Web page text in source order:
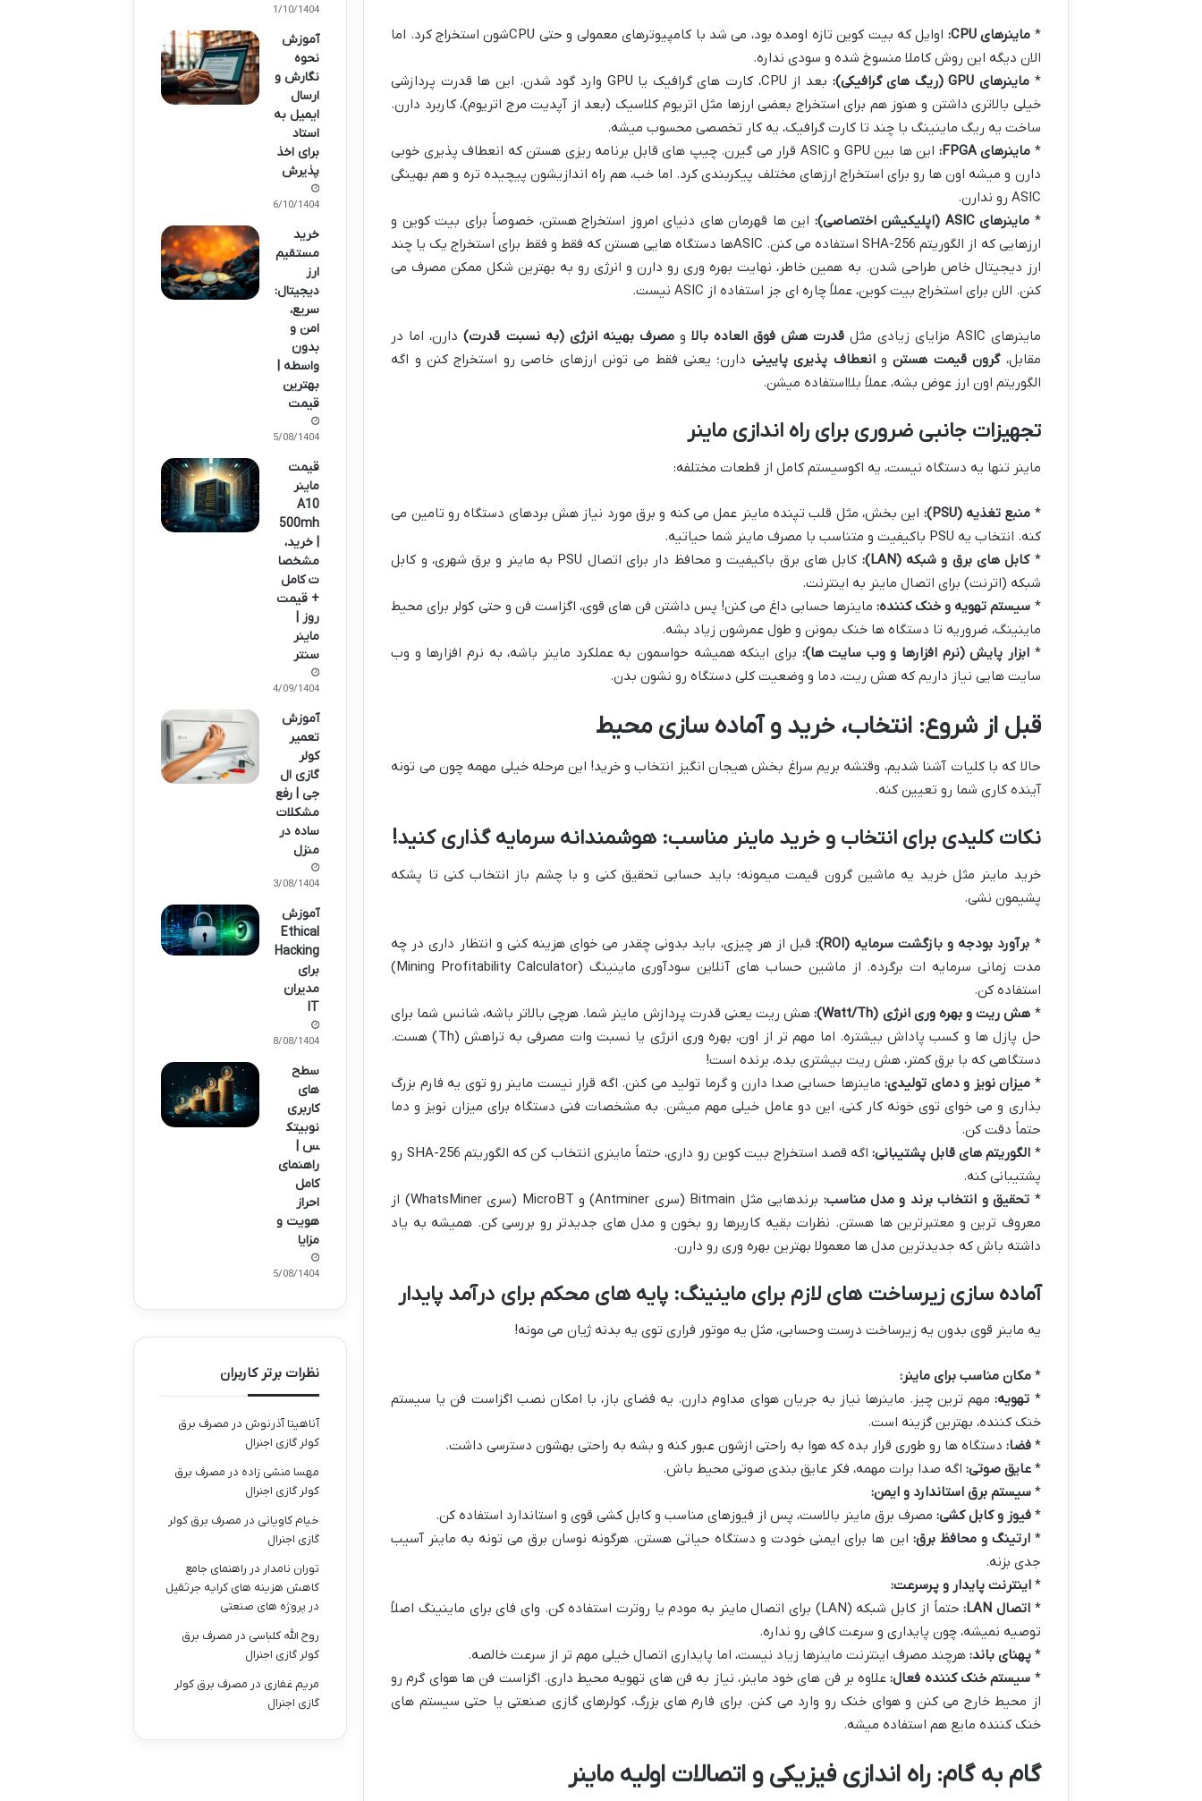
* ماینرهای CPU:
اوایل که بیت کوین تازه اومده بود، می شد با کامپیوترهای معمولی و حتی CPUشون استخراج کرد. اما
الان دیگه این روش کاملا منسوخ شده و سودی نداره.
* ماینرهای GPU (ریگ های گرافیکی):
بعد از CPU، کارت های گرافیک یا GPU وارد گود شدن. این ها قدرت پردازشی
خیلی بالاتری داشتن و هنوز هم برای استخراج بعضی ارزها مثل اتریوم کلاسیک (بعد از آپدیت مرج اتریوم)، کاربرد دارن.
ساخت یه ریگ ماینینگ با چند تا کارت گرافیک، یه کار تخصصی محسوب میشه.
* ماینرهای FPGA:
این ها بین GPU و ASIC قرار می گیرن. چیپ های قابل برنامه ریزی هستن که انعطاف پذیری خوبی
دارن و میشه اون ها رو برای استخراج ارزهای مختلف پیکربندی کرد. اما خب، هم راه اندازیشون پیچیده تره و هم بهینگی
ASIC رو ندارن.
* ماینرهای ASIC (اپلیکیشن اختصاصی):
این ها قهرمان های دنیای امروز استخراج هستن، خصوصاً برای بیت کوین و
ارزهایی که از الگوریتم SHA-256 استفاده می کنن. ASICها دستگاه هایی هستن که فقط و فقط برای استخراج یک یا چند
ارز دیجیتال خاص طراحی شدن. به همین خاطر، نهایت بهره وری رو دارن و انرژی رو به بهترین شکل ممکن مصرف می
کنن. الان برای استخراج بیت کوین، عملاً چاره ای جز استفاده از ASIC نیست.
ماینرهای ASIC مزایای زیادی مثل قدرت هش فوق العاده بالا ومصرف بهینه انرژی (به نسبت قدرت)دارن، اما در
مقابل،گرون قیمت هستنوانعطاف پذیری پایینی دارن؛ یعنی فقط می تونن ارزهای خاصی رو استخراج کنن و اگه
الگوریتم اون ارز عوض بشه، عملاً بلااستفاده میشن.
تجهیزات جانبی ضروری برای راه اندازی ماینر
ماینر تنها یه دستگاه نیست، یه اکوسیستم کامل از قطعات مختلفه:
* منبع تغذیه (PSU):
این بخش، مثل قلب تپنده ماینر عمل می کنه و برق مورد نیاز هش بردهای دستگاه رو تامین می
کنه. انتخاب یه PSU باکیفیت و متناسب با مصرف ماینر شما حیاتیه.
*کابل های برق و شبکه (LAN):
کابل های برق باکیفیت و محافظ دار برای اتصال PSU به ماینر و برق شهری، و کابل
شبکه (اترنت) برای اتصال ماینر به اینترنت.
* سیستم تهویه و خنک کننده:ماینرها حسابی داغ می کنن! پس داشتن فن های قوی، اگزاست فن و حتی کولر برای محیط
ماینینگ، ضروریه تا دستگاه ها خنک بمونن و طول عمرشون زیاد بشه.
*ابزار پایش (نرم افزارها و وب سایت ها): برای اینکه همیشه حواسمون به عملکرد ماینر باشه، به نرم افزارها و وب
سایت هایی نیاز داریم که هش ریت، دما و وضعیت کلی دستگاه رو نشون بدن.
قبل از شروع: انتخاب، خرید و آماده سازی محیط
حالا که با کلیات آشنا شدیم، وقتشه بریم سراغ بخش هیجان انگیز انتخاب و خرید! این مرحله خیلی مهمه چون می تونه
آینده کاری شما رو تعیین کنه.
نکات کلیدی برای انتخاب و خرید ماینر مناسب: هوشمندانه سرمایه گذاری کنید!
خرید ماینر مثل خرید یه ماشین گرون قیمت میمونه؛ باید حسابی تحقیق کنی و با چشم باز انتخاب کنی تا پشکه
پشیمون نشی.
* برآورد بودجه و بازگشت سرمایه (ROI):
قبل از هر چیزی، باید بدونی چقدر می خوای هزینه کنی و انتظار داری در چه
مدت زمانی سرمایه ات برگرده. از ماشین حساب های آنلاین سودآوری ماینینگ (Mining Profitability Calculator)
استفاده کن.
* هش ریت و بهره وری انرژی (Watt/Th):
هش ریت یعنی قدرت پردازش ماینر شما. هرچی بالاتر باشه، شانس شما برای
حل پازل ها و کسب پاداش بیشتره. اما مهم تر از اون، بهره وری انرژی یا نسبت وات مصرفی به تراهش (Th) هست.
دستگاهی که با برق کمتر، هش ریت بیشتری بده، برنده است!
* میزان نویز و دمای تولیدی:ماینرها حسابی صدا دارن و گرما تولید می کنن. اگه قرار نیست ماینر رو توی یه فارم بزرگ
بذاری و می خوای توی خونه کار کنی، این دو عامل خیلی مهم میشن. به مشخصات فنی دستگاه برای میزان نویز و دما
حتماً دقت کن.
* الگوریتم های قابل پشتیبانی:
اگه قصد استخراج بیت کوین رو داری، حتماً ماینری انتخاب کن که الگوریتم SHA-256 رو
پشتیبانی کنه.
* تحقیق و انتخاب برند و مدل مناسب:
برندهایی مثل Bitmain (سری Antminer) و MicroBT (سری WhatsMiner) از
معروف ترین و معتبرترین ها هستن. نظرات بقیه کاربرها رو بخون و مدل های جدیدتر رو بررسی کن. همیشه به یاد
داشته باش که جدیدترین مدل ها معمولا بهترین بهره وری رو دارن.
آماده سازی زیرساخت های لازم برای ماینینگ: پایه های محکم برای درآمد پایدار
یه ماینر قوی بدون یه زیرساخت درست وحسابی، مثل یه موتور فراری توی یه بدنه ژیان می مونه!
*مکان مناسب برای ماینر:
* تهویه:مهم ترین چیز. ماینرها نیاز به جریان هوای مداوم دارن. یه فضای باز، با امکان نصب اگزاست فن یا سیستم
خنک کننده، بهترین گزینه است.
*فضا: دستگاه ها رو طوری قرار بده که هوا به راحتی ازشون عبور کنه و بشه به راحتی بهشون دسترسی داشت.
*عایق صوتی: اگه صدا برات مهمه، فکر عایق بندی صوتی محیط باش.
*سیستم برق استاندارد و ایمن:
*فیوز و کابل کشی: مصرف برق ماینر بالاست، پس از فیوزهای مناسب و کابل کشی قوی و استاندارد استفاده کن.
*ارتینگ و محافظ برق: این ها برای ایمنی خودت و دستگاه حیاتی هستن. هرگونه نوسان برق می تونه به ماینر آسیب
جدی بزنه.
*اینترنت پایدار و پرسرعت:
*اتصال LAN:
حتماً از کابل شبکه (LAN) برای اتصال ماینر به مودم یا روترت استفاده کن. وای فای برای ماینینگ اصلاً
توصیه نمیشه، چون پایداری و سرعت کافی رو نداره.
*پهنای باند: هرچند مصرف اینترنت ماینرها زیاد نیست، اما پایداری اتصال خیلی مهم تر از سرعت خالصه.
* سیستم خنک کننده فعال:علاوه بر فن های خود ماینر، نیاز به فن های تهویه محیط داری. اگزاست فن ها هوای گرم رو
از محیط خارج می کنن و هوای خنک رو وارد می کنن. برای فارم های بزرگ، کولرهای گازی صنعتی یا حتی سیستم های
خنک کننده مایع هم استفاده میشه.
گام به گام: راه اندازی فیزیکی و اتصالات اولیه ماینر
11/10/1404
آموزش
نحوه
نگارش و
ارسال
ایمیل به
استاد
برای اخذ
پذیرش
06/10/1404
خرید
مستقیم
ارز
دیجیتال:
سریع،
امن و
بدون
واسطه |
بهترین
قیمت
25/08/1404
قیمت
ماینر
A10
500mh
| خرید،
مشخصا
ت کامل
+ قیمت
روز |
ماینر
سنتر
14/09/1404
آموزش
تعمیر
کولر
گازی ال
جی | رفع
مشکلات
ساده در
منزل
23/08/1404
آموزش
Ethical
Hacking
برای
مدیران
IT
18/08/1404
سطح
های
کاربری
نوبیتک
س |
راهنمای
کامل
احراز
هویت و
مزایا
15/08/1404
نظرات برتر کاربران
آناهیتا آذرنوش در مصرف برق
کولر گازی اجنرال
مهسا منشی زاده در مصرف برق
کولر گازی اجنرال
خیام کاویانی در مصرف برق کولر
گازی اجنرال
توران نامدار در راهنمای جامع
کاهش هزینه های کرایه جرثقیل
در پروژه های صنعتی
روح الله کلباسی در مصرف برق
کولر گازی اجنرال
مریم غفاری در مصرف برق کولر
گازی اجنرال